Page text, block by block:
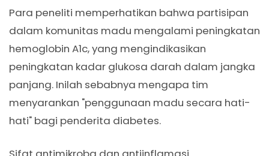
Para peneliti memperhatikan bahwa partisipan
dalam komunitas madu mengalami peningkatan
hemoglobin A1c, yang mengindikasikan
peningkatan kadar glukosa darah dalam jangka
panjang. Inilah sebabnya mengapa tim
menyarankan "penggunaan madu secara hati-
hati" bagi penderita diabetes.